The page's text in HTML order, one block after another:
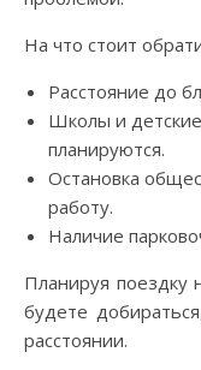
На что стоит
Расстояние до
Школы и
планируются.
Остановка
работу.
Наличие
Планируя поездку
будете
расстоянии.